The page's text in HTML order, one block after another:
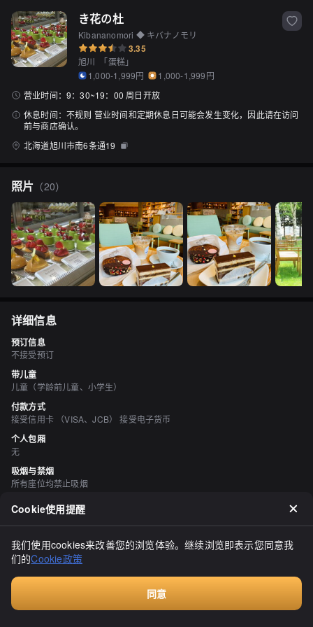
き花の杜
Kibananomori ◆ キバナノモリ
3.35
旭川 「蛋糕」
1,000-1,999円
1,000-1,999円
营业时间： 9：30~19：00 周日开放
休息时间： 不规则 营业时间和定期休息日可能会发生变化，因此请在访问
前与商店确认。
北海道旭川市南6条通19
照片 （20）
详细信息
预订信息
不接受预订
带儿童
儿童（学龄前儿童、小学生）
付款方式
接受信用卡 （VISA、JCB） 接受电子货币
个人包厢
无
吸烟与禁烟
所有座位均禁止吸烟
停车场
有
评价（20）
やすこぢ
2023年8月14日（星期一）10:20，第二次造访旭川，与妻子和三男
儿一起游览（^^）首先在阿拉比哥先生品尝了昭和风味的早餐，然后
Cookie使用提醒
我们使用cookies来改善您的浏览体验。继续浏览即表示您同意我
们的Cookie政策
同意